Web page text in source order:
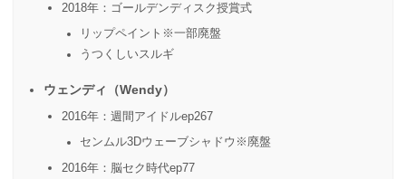
2018年：ゴールデンディスク授賞式
リップペイント※一部廃盤
うつくしいスルギ
ウェンディ（Wendy）
2016年：週間アイドルep267
センムル3Dウェーブシャドウ※廃盤
2016年：脳セク時代ep77